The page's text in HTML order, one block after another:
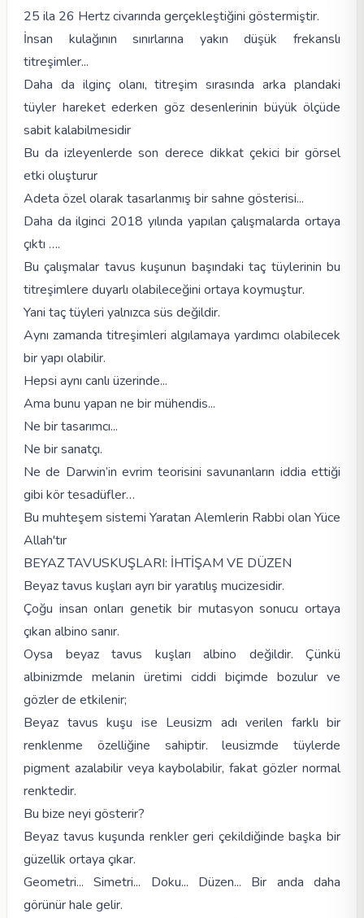
25 ila 26 Hertz civarında gerçekleştiğini göstermiştir.
İnsan kulağının sınırlarına yakın düşük frekanslı
titreşimler...
Daha da ilginç olanı, titreşim sırasında arka plandaki
tüyler hareket ederken göz desenlerinin büyük ölçüde
sabit kalabilmesidir
Bu da izleyenlerde son derece dikkat çekici bir görsel
etki oluşturur
Adeta özel olarak tasarlanmış bir sahne gösterisi...
Daha da ilginci 2018 yılında yapılan çalışmalarda ortaya
çıktı ….
Bu çalışmalar tavus kuşunun başındaki taç tüylerinin bu
titreşimlere duyarlı olabileceğini ortaya koymuştur.
Yani taç tüyleri yalnızca süs değildir.
Aynı zamanda titreşimleri algılamaya yardımcı olabilecek
bir yapı olabilir.
Hepsi aynı canlı üzerinde...
Ama bunu yapan ne bir mühendis...
Ne bir tasarımcı...
Ne bir sanatçı.
Ne de Darwin’in evrim teorisini savunanların iddia ettiği
gibi kör tesadüfler…
Bu muhteşem sistemi Yaratan Alemlerin Rabbi olan Yüce
Allah'tır
BEYAZ TAVUSKUŞLARI: İHTİŞAM VE DÜZEN
Beyaz tavus kuşları ayrı bir yaratılış mucizesidir.
Çoğu insan onları genetik bir mutasyon sonucu ortaya
çıkan albino sanır.
Oysa beyaz tavus kuşları albino değildir. Çünkü
albinizmde melanin üretimi ciddi biçimde bozulur ve
gözler de etkilenir;
Beyaz tavus kuşu ise Leusizm adı verilen farklı bir
renklenme özelliğine sahiptir. leusizmde tüylerde
pigment azalabilir veya kaybolabilir, fakat gözler normal
renktedir.
Bu bize neyi gösterir?
Beyaz tavus kuşunda renkler geri çekildiğinde başka bir
güzellik ortaya çıkar.
Geometri... Simetri... Doku... Düzen... Bir anda daha
görünür hale gelir.